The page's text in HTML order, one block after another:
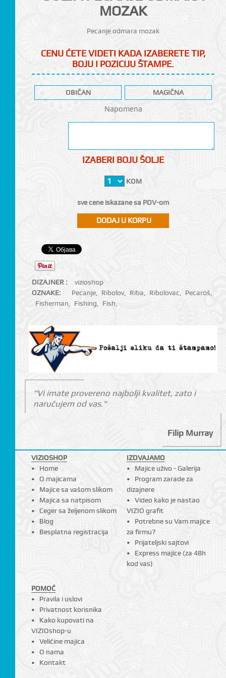
MOZAK
Pecanje odmara mozak
CENU ĆETE VIDETI KADA IZABERETE TIP,
BOJU I POZICIJU ŠTAMPE.
OBIČAN MAGIČNA
Napomena
IZABERI BOJU ŠOLJE
KOM
sve cene iskazane sa PDV-om
DIZAJNER :
vizioshop
OZNAKE:
Pecanje, Ribolov, Riba Ribolovac Pecaroš
Fisherman
Fishing Fish
"Vi imate provereno najbolji kvalitet, zato i
naručujem od vas."
Filip Murray
VIZIOSHOP
Home
O majicama
Majice sa vašom slikom
Majica sa natpisom
Ceger sa željenom slikom
Blog
Besplatna registracija
IZDVAJAMO
Majice uživo - Galerija
Program zarade za
dizajnere
Video kako je nastao
VIZIO grafit
Potrebne su Vam majice
za firmu?
Prijateljski sajtovi
Express majice (za 48h
kod vas)
POMOĆ
Pravila i uslovi
Privatnost korisnika
Kako kupovati na
VIZIOshop-u
Veličine majica
O nama
Kontakt